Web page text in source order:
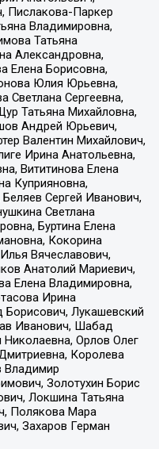
Пислакова-Паркер
Владимировна,
Татьяна
Александровна,
Елена Борисовна,
Юлия Юрьевна,
Светлана Сергеевна,
Татьяна Михайловна,
Андрей Юрьевич,
Валентин Михайлович,
Ирина Анатольевна,
Вититинова Елена
Куприяновна,
Сергей Иванович,
Светлана
Буртина Елена
Кокорина
Вячеславович,
Анатолий Мариевич,
Елена Владимировна,
Ирина
Борисович, Лукашевский
Иванович, Шабад
Орлов Олег
Королева
Владимир
Золотухин Борис
Локшина Татьяна
Полякова Мара
Захаров Герман